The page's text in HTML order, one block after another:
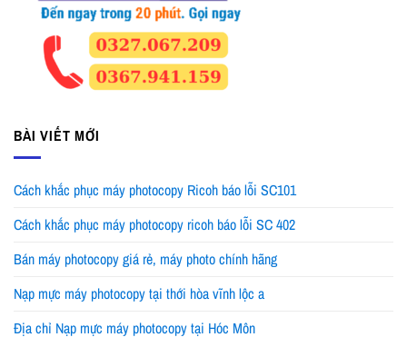
BÀI VIẾT MỚI
Cách khắc phục máy photocopy Ricoh báo lỗi SC101
Cách khắc phục máy photocopy ricoh báo lỗi SC 402
Bán máy photocopy giá rẻ, máy photo chính hãng
Nạp mực máy photocopy tại thới hòa vĩnh lộc a
Địa chỉ Nạp mực máy photocopy tại Hóc Môn